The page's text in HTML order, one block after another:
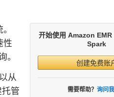
性
。
从
管
开始使用 Amazon
Spark
创建免费账
需要帮助？ 询问我